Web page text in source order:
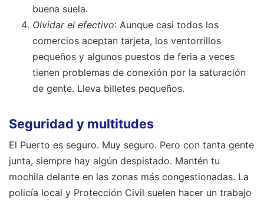
buena suela.
Olvidar el efectivo: Aunque casi todos los
comercios aceptan tarjeta, los ventorrillos
pequeños y algunos puestos de feria a veces
tienen problemas de conexión por la saturación
de gente. Lleva billetes pequeños.
Seguridad y multitudes
El Puerto es seguro. Muy seguro. Pero con tanta gente
junta, siempre hay algún despistado. Mantén tu
mochila delante en las zonas más congestionadas. La
policía local y Protección Civil suelen hacer un trabajo